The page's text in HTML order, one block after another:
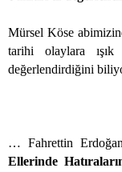
Mürsel Köse
tarihi olaylara ışık
değerlendirdiğini
… Fahrettin
Ellerinde